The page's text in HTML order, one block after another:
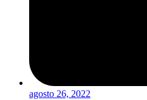
agosto 26, 2022